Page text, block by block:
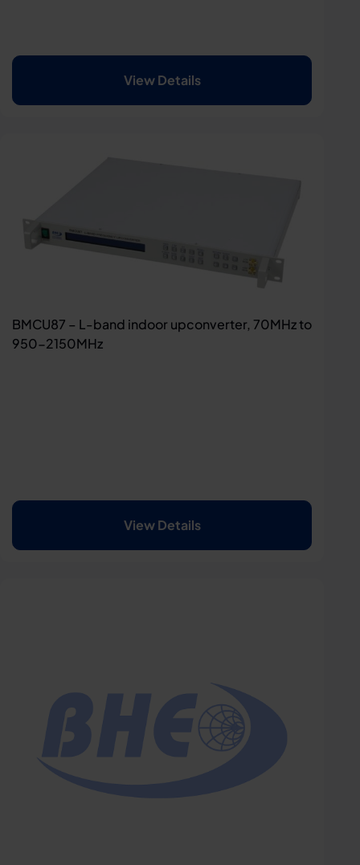
View Details
BMCU87 – L-band indoor upconverter, 70MHz to
950-2150MHz
View Details